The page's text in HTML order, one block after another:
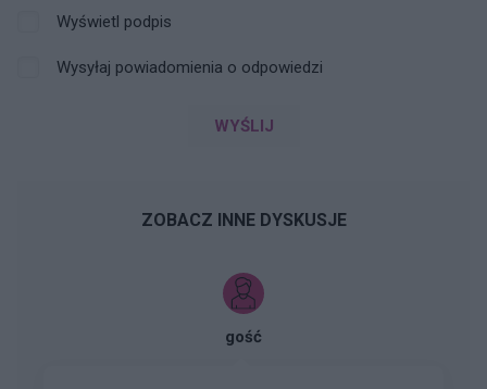
Wyświetl podpis
Wysyłaj powiadomienia o odpowiedzi
WYŚLIJ
ZOBACZ INNE DYSKUSJE
gość